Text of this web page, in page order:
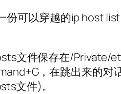
份可以穿越的ip host
文件保存在/Private/
，在跳出来的
文件)。